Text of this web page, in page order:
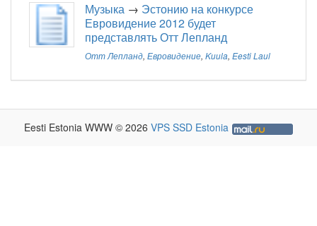
Музыка → Эстонию на конкурсе
Евровидение 2012 будет
представлять Отт Лепланд
Отт Лепланд, Евровидение, Kuula, Eesti Laul
Eesti Estonia WWW © 2026 VPS SSD Estonia